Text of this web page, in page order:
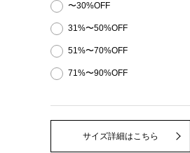
〜30%OFF
31%〜50%OFF
51%〜70%OFF
71%〜90%OFF
サイズ詳細はこちら